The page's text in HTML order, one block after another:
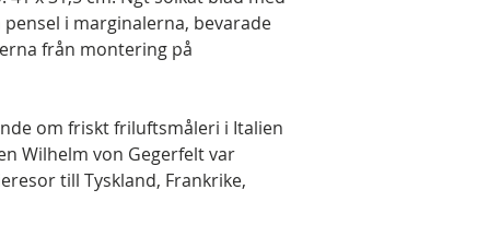
i marginalerna, bevarade
från montering på
om friskt friluftsmåleri i Italien
Wilhelm von Gegerfelt var
till Tyskland, Frankrike,